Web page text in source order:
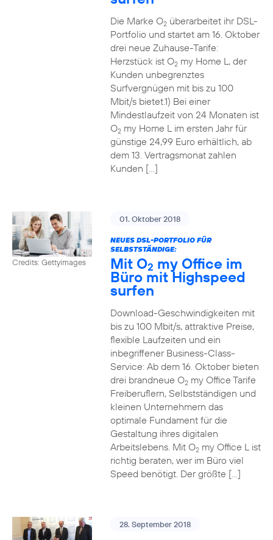
Die Marke O2überarbeitet ihr DSL-
Portfolio und startet am 16. Oktober
drei neue Zuhause-Tarife:
Herzstück ist O2my Home L, der
Kunden unbegrenztes
Surfvergnügen mit bis zu 100
Mbit/s bietet.1) Bei einer
Mindestlaufzeit von 24 Monaten ist
O2my Home L im ersten Jahr für
günstige 24,99 Euro erhältlich, ab
dem 13. Vertragsmonat zahlen
Kunden […]
Credits: Gettyimages
01. Oktober 2018
NEUES DSL-PORTFOLIO FÜR
SELBSTSTÄNDIGE:
Mit O2 my Office im
Büro mit Highspeed
surfen
Download-Geschwindigkeiten mit
bis zu 100 Mbit/s, attraktive Preise,
flexible Laufzeiten und ein
inbegriffener Business-Class-
Service: Ab dem 16. Oktober bieten
drei brandneue O2my Office Tarife
Freiberuflern, Selbstständigen und
kleinen Unternehmern das
optimale Fundament für die
Gestaltung ihres digitalen
Arbeitslebens. Mit O2my Office L ist
richtig beraten, wer im Büro viel
Speed benötigt. Der größte […]
28. September 2018